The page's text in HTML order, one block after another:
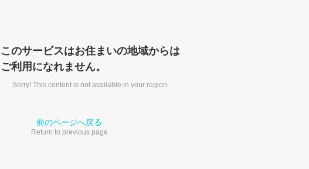
このサービスはお住まいの地域からは
ご利用になれません。
Sorry! This content is not available in your region.
前のページへ戻る
Return to previous page